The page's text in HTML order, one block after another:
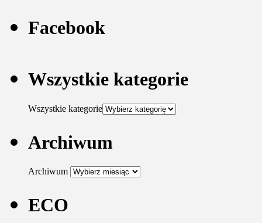
Facebook
Wszystkie kategorie
Wszystkie kategorie
Archiwum
Archiwum
ECO